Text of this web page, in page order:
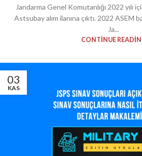
Jandarma Genel Komutanlığı 2022 yılı
Astsubay alım ilanına çıktı. 2022 ASEM
Ja...
CONTINUE
03
KAS